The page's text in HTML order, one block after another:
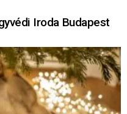
Iroda Budapest